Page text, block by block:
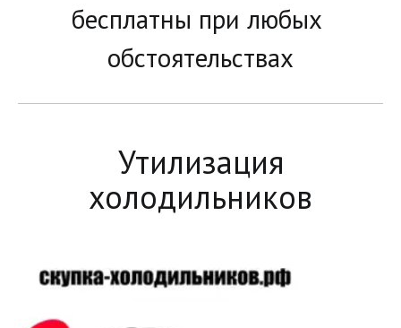
бесплатны при любых
обстоятельствах
Утилизация
холодильников